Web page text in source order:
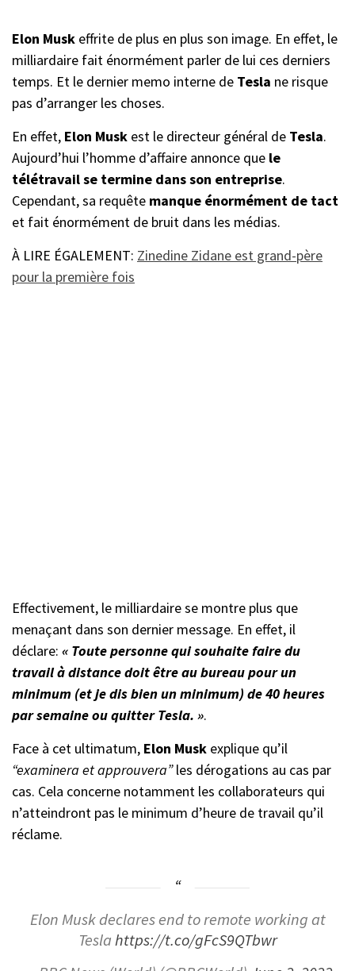
Elon Musk effrite de plus en plus son image. En effet, le
milliardaire fait énormément parler de lui ces derniers
temps. Et le dernier memo interne de Tesla ne risque
pas d’arranger les choses.
En effet, Elon Musk est le directeur général de Tesla.
Aujourd’hui l’homme d’affaire annonce que le
télétravail se termine dans son entreprise.
Cependant, sa requête manque énormément de tact
et fait énormément de bruit dans les médias.
À LIRE ÉGALEMENT: Zinedine Zidane est grand-père
pour la première fois
Effectivement, le milliardaire se montre plus que
menaçant dans son dernier message. En effet, il
déclare: « Toute personne qui souhaite faire du
travail à distance doit être au bureau pour un
minimum (et je dis bien un minimum) de 40 heures
par semaine ou quitter Tesla. ».
Face à cet ultimatum, Elon Musk explique qu’il
“examinera et approuvera”les dérogations au cas par
cas. Cela concerne notamment les collaborateurs qui
n’atteindront pas le minimum d’heure de travail qu’il
réclame.
Elon Musk declares end to remote working at
Teslahttps://t.co/gFcS9QTbwr